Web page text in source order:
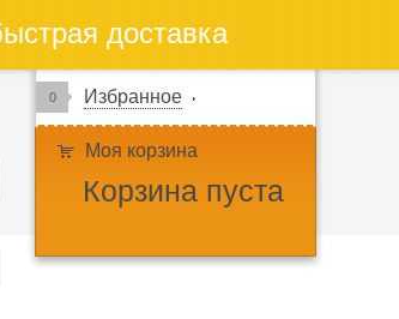
доставка
0 Избранное
Моя корзина
Корзина пуста